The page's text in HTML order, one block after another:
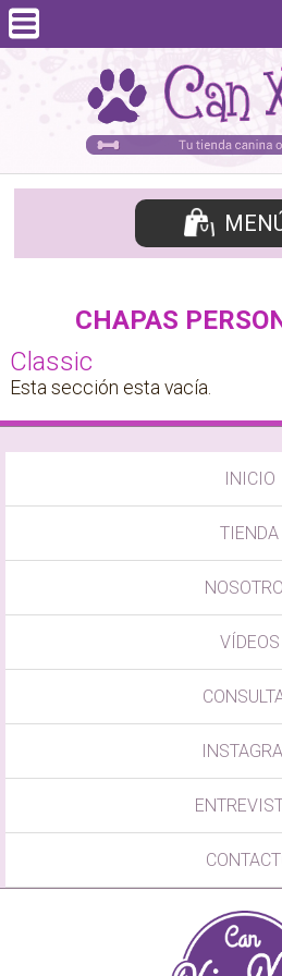
CHAPAS
Classic
Esta sección esta vacía.
INICIO
TIENDA
VÍDEOS